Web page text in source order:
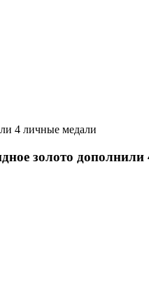
4 личные медали
золото